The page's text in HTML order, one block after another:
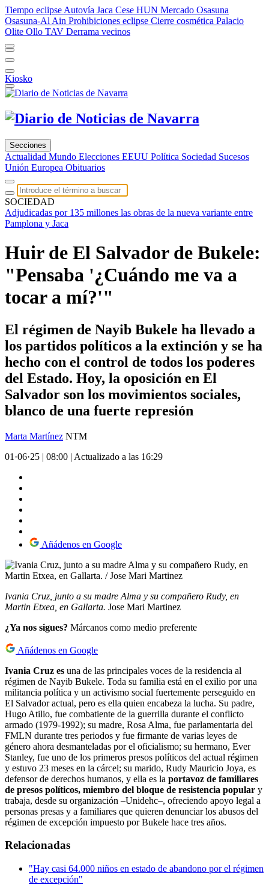
Tiempo eclipse Autovía Jaca Cese HUN Mercado Osasuna
Osasuna-Al Ain Prohibiciones eclipse Cierre cosmética Palacio
Olite Ollo TAV Derrama vecinos
Kiosko
Secciones
Actualidad Mundo Elecciones EEUU Política Sociedad Sucesos
Unión Europea Obituarios
SOCIEDAD
Adjudicadas por 135 millones las obras de la nueva variante entre
Pamplona y Jaca
Huir de El Salvador de Bukele:
"Pensaba '¿Cuándo me va a
tocar a mí?'"
El régimen de Nayib Bukele ha llevado a
los partidos políticos a la extinción y se ha
hecho con el control de todos los poderes
del Estado. Hoy, la oposición en El
Salvador son los movimientos sociales,
blanco de una fuerte represión
Marta Martínez NTM
01·06·25 | 08:00 | Actualizado a las 16:29
Añádenos en Google
Ivania Cruz, junto a su madre Alma y su compañero Rudy, en
Martin Etxea, en Gallarta. Jose Mari Martinez
¿Ya nos sigues? Márcanos como medio preferente
Añádenos en Google
Ivania Cruz es una de las principales voces de la residencia al
régimen de Nayib Bukele. Toda su familia está en el exilio por una
militancia política y un activismo social fuertemente perseguido en
El Salvador actual, pero es ella quien encabeza la lucha. Su padre,
Hugo Atilio, fue combatiente de la guerrilla durante el conflicto
armado (1979-1992); su madre, Rosa Alma, fue parlamentaria del
FMLN durante tres periodos y fue firmante de varias leyes de
género ahora desmanteladas por el oficialismo; su hermano, Ever
Stanley, fue uno de los primeros presos políticos del actual régimen
y estuvo 23 meses en la cárcel; su marido, Rudy Mauricio Joya, es
defensor de derechos humanos, y ella es la portavoz de familiares
de presos políticos, miembro del bloque de resistencia popular y
trabaja, desde su organización –Unidehc–, ofreciendo apoyo legal a
personas presas y a familiares que quieren denunciar los abusos del
régimen de excepción impuesto por Bukele hace tres años.
Relacionadas
"Hay casi 64.000 niños en estado de abandono por el régimen
de excepción"